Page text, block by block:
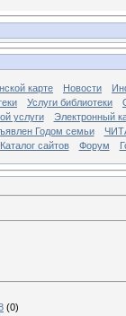
карте Новости
Услуги библиотеки
услуги
Электронный
Годом семьи
Каталог сайтов Форум
(0)